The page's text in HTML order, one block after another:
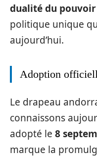
dualité du pouvoir
politique unique
aujourd’hui.
Adoption
Le drapeau
connaissons
adopté le 8
marque la